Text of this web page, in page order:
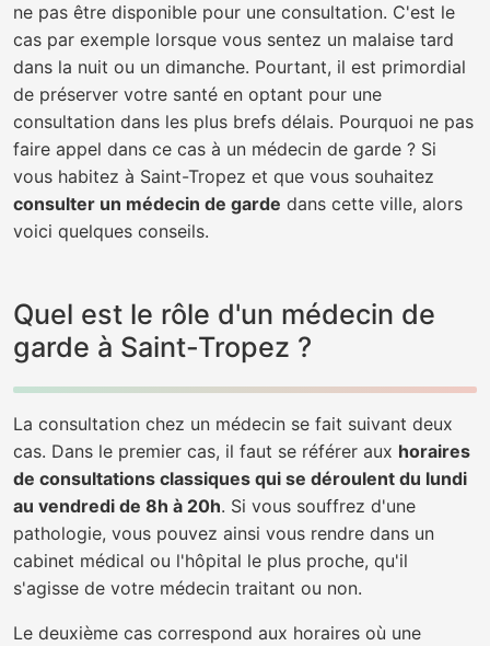
ne pas être disponible pour une consultation. C'est le
cas par exemple lorsque vous sentez un malaise tard
dans la nuit ou un dimanche. Pourtant, il est primordial
de préserver votre santé en optant pour une
consultation dans les plus brefs délais. Pourquoi ne pas
faire appel dans ce cas à un médecin de garde ? Si
vous habitez à Saint-Tropez et que vous souhaitez
consulter un médecin de garde dans cette ville, alors
voici quelques conseils.
Quel est le rôle d'un médecin de
garde à Saint-Tropez ?
La consultation chez un médecin se fait suivant deux
cas. Dans le premier cas, il faut se référer aux horaires
de consultations classiques qui se déroulent du lundi
au vendredi de 8h à 20h. Si vous souffrez d'une
pathologie, vous pouvez ainsi vous rendre dans un
cabinet médical ou l'hôpital le plus proche, qu'il
s'agisse de votre médecin traitant ou non.
Le deuxième cas correspond aux horaires où une